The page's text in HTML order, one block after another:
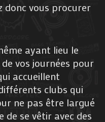
donc vous procurer
ayant lieu le
vos journées pour
accueillent
clubs qui
ne pas être largué
de se vêtir avec des